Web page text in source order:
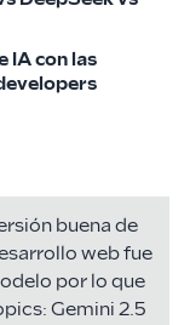
IA con las
buena de
web fue
por lo que
Gemini 2.5